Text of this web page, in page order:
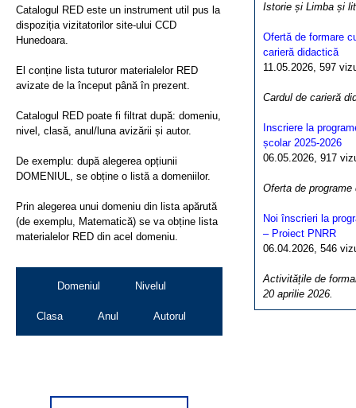
Istorie și Limba și
Ofertă de formare
carieră didactică
11.05.2026, 597
Cardul de carieră
Inscriere la
școlar 2025-2026
06.05.2026, 917
Oferta de programe
Noi înscrieri la
– Proiect PNRR
06.04.2026, 546
Activitățile de
20 aprilie 2026.
Catalogul RED este un instrument util pus la
dispoziția vizitatorilor site-ului CCD
Hunedoara.
El conține lista tuturor materialelor RED
avizate de la început până în prezent.
Catalogul RED poate fi filtrat după: domeniu,
nivel, clasă, anul/luna avizării și autor.
De exemplu: după alegerea opțiunii
DOMENIUL, se obține o listă a domeniilor.
Prin alegerea unui domeniu din lista apărută
(de exemplu, Matematică) se va obține lista
materialelor RED din acel domeniu.
Domeniul Nivelul
Clasa Anul Autorul